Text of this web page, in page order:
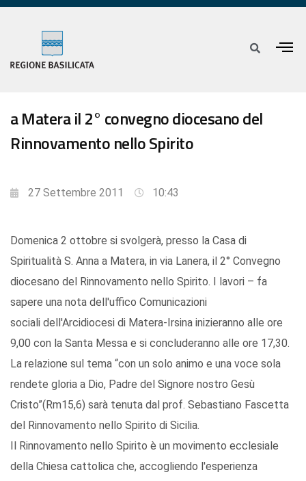
a Matera il 2° convegno diocesano del
Rinnovamento nello Spirito
27 Settembre 2011 10:43
Domenica 2 ottobre si svolgerà, presso la Casa di
Spiritualità S. Anna a Matera, in via Lanera, il 2° Convegno
diocesano del Rinnovamento nello Spirito. I lavori – fa
sapere una nota dell'uffico Comunicazioni
sociali dell'Arcidiocesi di Matera-Irsina inizieranno alle ore
9,00 con la Santa Messa e si concluderanno alle ore 17,30.
La relazione sul tema “con un solo animo e una voce sola
rendete gloria a Dio, Padre del Signore nostro Gesù
Cristo”(Rm15,6) sarà tenuta dal prof. Sebastiano Fascetta
del Rinnovamento nello Spirito di Sicilia.
Il Rinnovamento nello Spirito è un movimento ecclesiale
della Chiesa cattolica che, accogliendo l'esperienza